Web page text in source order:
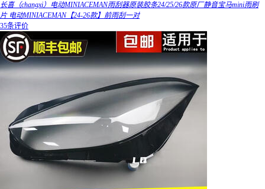
长喜（changxi）电动MINIACEMAN雨刮器原装胶条24/25/26款原厂静音宝马mini雨刷
片 电动MINIACEMAN【24-26款】前雨刮一对
35条评价